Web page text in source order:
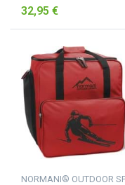
nassen Skischuhe nicht in
Ausrüstungsgege...
32,95 €